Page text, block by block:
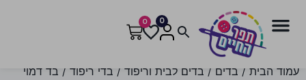
0
0
עמוד הבית / בדים / בדים לבית וריפוד / בדי ריפוד / בד דמוי